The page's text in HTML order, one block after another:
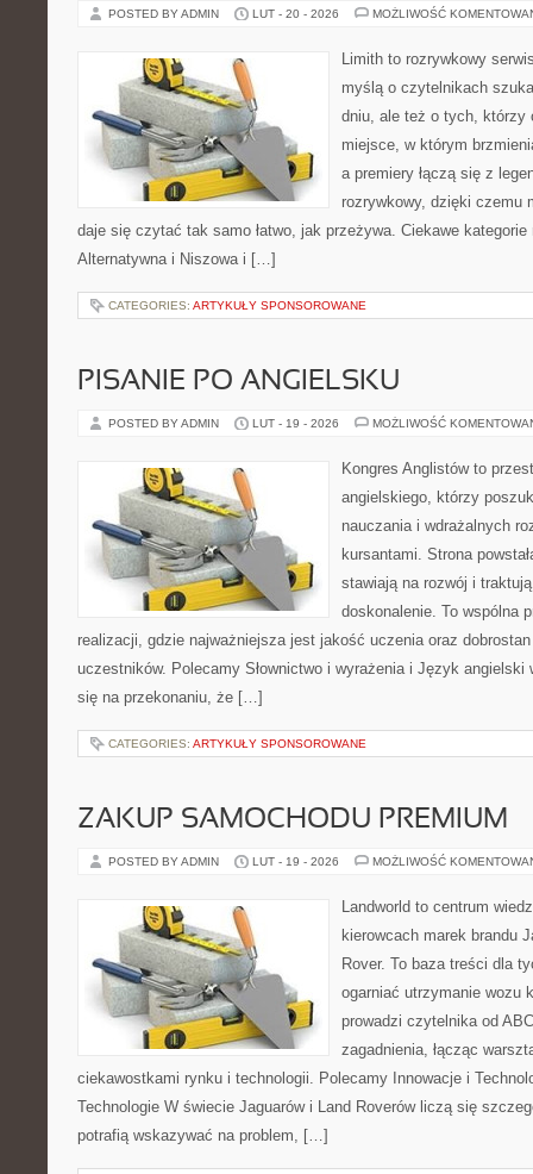
POSTED BY ADMIN LUT - 20 - 2026 MOŻLIWOŚĆ
Limith to rozrywkowy
myślą o czytelnikach
dniu, ale też o tych, którzy
miejsce, w którym
a premiery łączą się z
rozrywkowy, dzięki czemu
daje się czytać tak samo łatwo, jak przeżywa. Ciekawe
Alternatywna i Niszowa i […]
CATEGORIES: ARTYKUŁY SPONSOROWANE
PISANIE PO ANGIELSKU
POSTED BY ADMIN LUT - 19 - 2026 MOŻLIWOŚĆ
Kongres Anglistów to
angielskiego, którzy
nauczania i wdrażalnych
kursantami. Strona
stawiają na rozwój i
doskonalenie. To wspólna
realizacji, gdzie najważniejsza jest jakość uczenia oraz
uczestników. Polecamy Słownictwo i wyrażenia i Język angielski
się na przekonaniu, że […]
CATEGORIES: ARTYKUŁY SPONSOROWANE
ZAKUP SAMOCHODU PREMIUM
POSTED BY ADMIN LUT - 19 - 2026 MOŻLIWOŚĆ
Landworld to centrum
kierowcach marek brandu
Rover. To baza treści dla
ogarniać utrzymanie wozu
prowadzi czytelnika od
zagadnienia, łącząc
ciekawostkami rynku i technologii. Polecamy Innowacje i
Technologie W świecie Jaguarów i Land Roverów liczą się
potrafią wskazywać na problem, […]